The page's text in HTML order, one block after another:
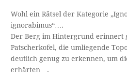
Wohl ein Rätsel der Kategorie
ignorabimus“….
Der Berg im Hintergrund erinnert
Patscherkofel, die umliegende
deutlich genug zu erkennen, um
erhärten….